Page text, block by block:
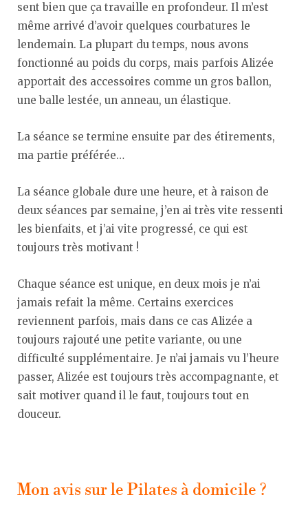
sent bien que ça travaille en profondeur. Il m’est
même arrivé d’avoir quelques courbatures le
lendemain. La plupart du temps, nous avons
fonctionné au poids du corps, mais parfois Alizée
apportait des accessoires comme un gros ballon,
une balle lestée, un anneau, un élastique.
La séance se termine ensuite par des étirements,
ma partie préférée…
La séance globale dure une heure, et à raison de
deux séances par semaine, j’en ai très vite ressenti
les bienfaits, et j’ai vite progressé, ce qui est
toujours très motivant !
Chaque séance est unique, en deux mois je n’ai
jamais refait la même. Certains exercices
reviennent parfois, mais dans ce cas Alizée a
toujours rajouté une petite variante, ou une
difficulté supplémentaire. Je n’ai jamais vu l’heure
passer, Alizée est toujours très accompagnante, et
sait motiver quand il le faut, toujours tout en
douceur.
Mon avis sur le Pilates à domicile ?